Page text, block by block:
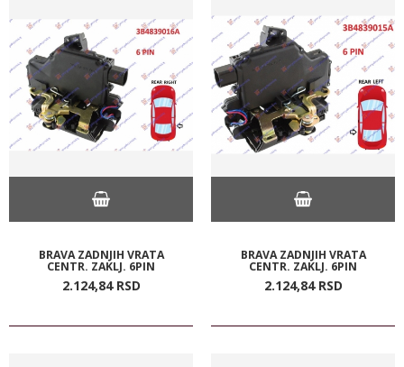
BRAVA ZADNJIH VRATA
CENTR. ZAKLJ. 6PIN
2.124,84 RSD
BRAVA ZADNJIH VRATA
CENTR. ZAKLJ. 6PIN
2.124,84 RSD